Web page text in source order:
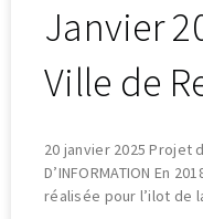
Janvier
Ville de
20 janvier 2025 Projet
D’INFORMATION En
réalisée pour l’ilot de